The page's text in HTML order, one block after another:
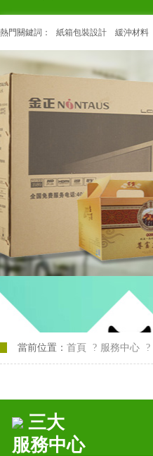
熱門關鍵詞： 紙箱包裝設計 緩沖材料
當前位置： 首頁 ? 服務中心 ?
三大
服務中心